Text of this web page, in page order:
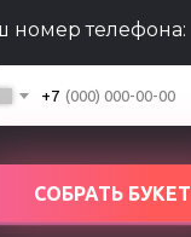
номер телефона:
+7
СОБРАТЬ БУКЕТ